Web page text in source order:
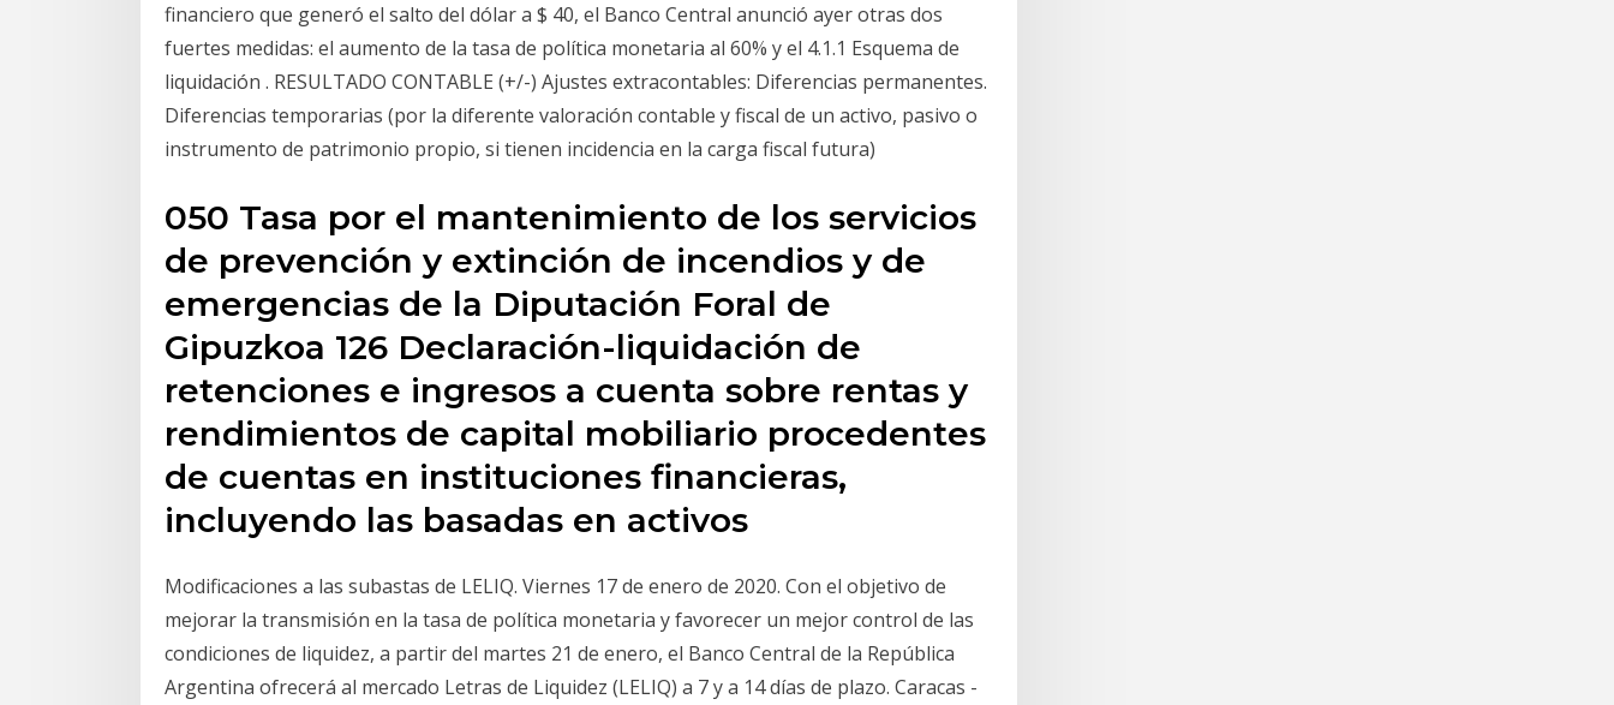
financiero que generó el salto del dólar a $ 40, el Banco Central anunció ayer otras dos
fuertes medidas: el aumento de la tasa de política monetaria al 60% y el 4.1.1 Esquema de
liquidación . RESULTADO CONTABLE (+/-) Ajustes extracontables: Diferencias permanentes.
Diferencias temporarias (por la diferente valoración contable y fiscal de un activo, pasivo o
instrumento de patrimonio propio, si tienen incidencia en la carga fiscal futura)
050 Tasa por el mantenimiento de los servicios
de prevención y extinción de incendios y de
emergencias de la Diputación Foral de
Gipuzkoa 126 Declaración-liquidación de
retenciones e ingresos a cuenta sobre rentas y
rendimientos de capital mobiliario procedentes
de cuentas en instituciones financieras,
incluyendo las basadas en activos
Modificaciones a las subastas de LELIQ. Viernes 17 de enero de 2020. Con el objetivo de
mejorar la transmisión en la tasa de política monetaria y favorecer un mejor control de las
condiciones de liquidez, a partir del martes 21 de enero, el Banco Central de la República
Argentina ofrecerá al mercado Letras de Liquidez (LELIQ) a 7 y a 14 días de plazo. Caracas -